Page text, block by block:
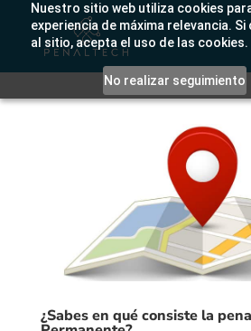
Nuestro sitio web utiliza cookies
experiencia de máxima relevancia.
al sitio, acepta el uso de las cookies.
No realizar seguimiento
¿Sabes en qué consiste la